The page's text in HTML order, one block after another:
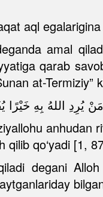
aql
amal
qarab
at-
anhudan
qilib qo‘yadi [1,
degani